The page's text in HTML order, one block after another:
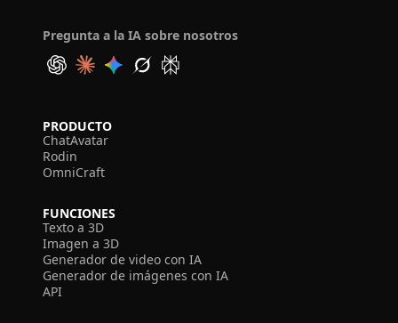
Pregunta a la IA sobre nosotros
PRODUCTO
ChatAvatar
Rodin
OmniCraft
FUNCIONES
Texto a 3D
Imagen a 3D
Generador de video con IA
Generador de imágenes con IA
API